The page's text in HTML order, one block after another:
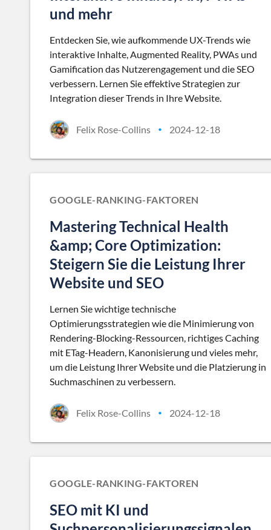
und mehr
Entdecken Sie, wie aufkommende UX-Trends wie
interaktive Inhalte, Augmented Reality, PWAs und
Gamification das Nutzerengagement und die SEO
verbessern. Lernen Sie effektive Strategien zur
Integration dieser Trends in Ihre Website.
Felix Rose-Collins • 2024-12-18
GOOGLE-RANKING-FAKTOREN
Mastering Technical Health
&amp; Core Optimization:
Steigern Sie die Leistung Ihrer
Website und SEO
Lernen Sie wichtige technische
Optimierungsstrategien wie die Minimierung von
Rendering-Blocking-Ressourcen, richtiges Caching
mit ETag-Headern, Kanonisierung und vieles mehr,
um die Leistung Ihrer Website und die Platzierung in
Suchmaschinen zu verbessern.
Felix Rose-Collins • 2024-12-18
GOOGLE-RANKING-FAKTOREN
SEO mit KI und